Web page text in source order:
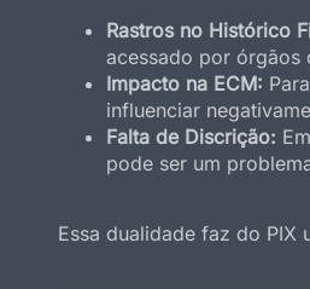
Rastros no Histórico
acessado por órgãos
Impacto na ECM:
influenciar
Falta de Discrição:
pode ser um
Essa dualidade faz do PIX